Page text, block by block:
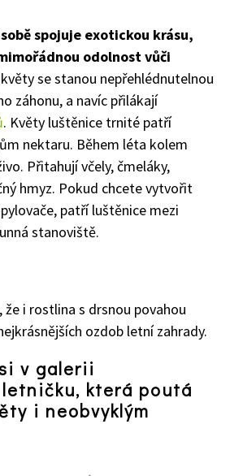
spojuje exotickou krásu,
odolnost vůči
se stanou nepřehlédnutelnou
záhonu, a navíc přilákají
. Květy luštěnice trnité patří
nektaru. Během léta kolem
Přitahují včely, čmeláky,
hmyz. Pokud chcete vytvořit
patří luštěnice mezi
stanoviště.
že i rostlina s drsnou povahou
ozdob letní zahrady.
v galerii
která poutá
i neobvyklým